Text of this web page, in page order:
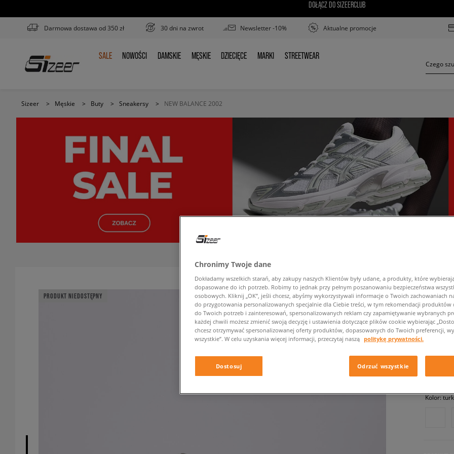
DOŁĄCZ DO SIZEERCLUB
Darmowa dostawa od 350 zł 30 dni na zwrot Newsletter -10% Aktualne promocje
SALE
SALE NOWOŚCI
NOWOŚCI DAMSKIE
DAMSKIE MĘSKIE
MĘSKIE DZIECIĘCE
DZIECIĘCE MARKI
MARKI STREETWEAR
STREETWEAR
Sizeer > Męskie > Buty > Sneakersy > NEW BALANCE 2002
PRODUKT NIEDOSTĘPNY NEW
męskie,
✛
Kolor:
Chronimy Twoje dane
Dokładamy wszelkich starań, aby zakupy naszych Klientów były udane, a produkty, które
dopasowane do ich potrzeb. Robimy to jednak przy pełnym poszanowaniu bezpieczeństwa
osobowych. Kliknij „OK”, jeśli chcesz, abyśmy wykorzystywali informacje o Twoich zachowaniach
do przygotowania personalizowanych specjalnie dla Ciebie treści, w tym rekomendacji produktów
do Twoich potrzeb i zainteresowań, spersonalizowanych reklam czy zapamiętywanie wybranych
każdej chwili możesz zmienić swoją decyzję i ustawienia dotyczące plików cookie wybierając
chcesz otrzymywać spersonalizowanej oferty produktów, dopasowanych do Twoich preferencji,
wszystkie”. W celu uzyskania więcej informacji, przeczytaj naszą politykę prywatności.
Dostosuj Odrzuć wszystkie